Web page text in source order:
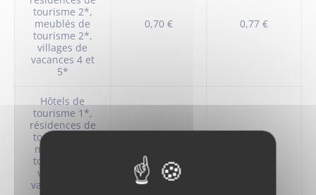
tourisme 2*,
meublés de
tourisme 2*,
villages de
vacances 4 et
5*
0,70 € 0,77 €
Hôtels de
tourisme 1*,
résidences de
tourisme 1*,
meublés de
tourisme 1*,
villages de
vacances 1, 2
0,50 €